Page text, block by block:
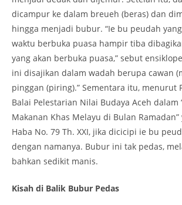
dicampur ke dalam breueh (beras) dan
hingga menjadi bubur. “Ie bu peudah
waktu berbuka puasa hampir tiba
yang akan berbuka puasa,” sebut
ini disajikan dalam wadah berupa cawan
pinggan (piring).” Sementara itu, menurut
Balai Pelestarian Nilai Budaya Aceh dalam
Makanan Khas Melayu di Bulan
Haba No. 79 Th. XXI, jika dicicipi ie bu
dengan namanya. Bubur ini tak pedas,
bahkan sedikit manis.
Kisah di Balik Bubur Pedas